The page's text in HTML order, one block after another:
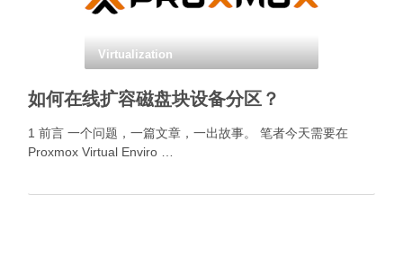
Virtualization
如何在线扩容磁盘块设备分区？
1 前言 一个问题，一篇文章，一出故事。 笔者今天需要在
Proxmox Virtual Enviro …